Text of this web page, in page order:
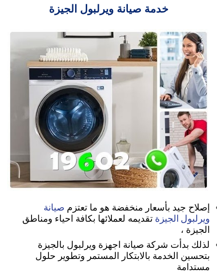
خدمة صيانة ويرلبول الجيزة
إصلاح جيد بأسعار منخفضة هو ما تعتزم صيانة
ويرلبول الجيزة تقديمه لعملائها بكافة احياء ومناطق
الجيزة ،
لذلك بدأت شركة صيانة اجهزة ويرلبول بالجيزة
بتحسين الخدمة بالابتكار المستمر وتطوير حلول
مستدامة